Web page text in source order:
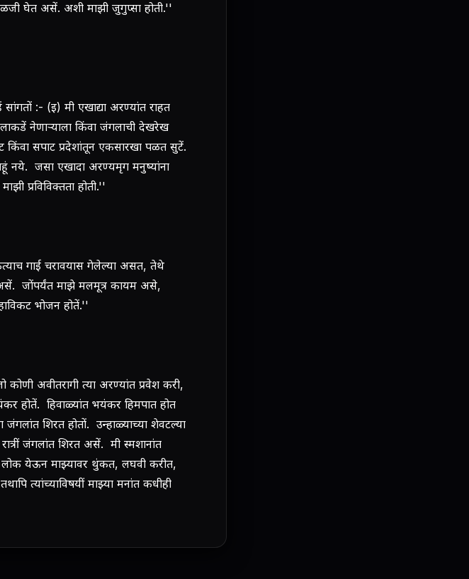
घेत असें. अशी माझी जुगुप्सा होती.''
सांगतों :- (इ) मी एखाद्या अरण्यांत राहत
नेणार्‍याला किंवा जंगलाची देखरेख
सपाट प्रदेशांतून एकसारखा पळत सुटें.
नये. जसा एखादा अरण्यमृग मनुष्यांना
प्रविविक्तता होती.''
गाई चरावयास गेलेल्या असत, तेथे
जोंपर्यंत माझे मलमूत्र कायम असे,
भोजन होतें.''
अवीतरागी त्या अरण्यांत प्रवेश करी,
होतें. हिवाळ्यांत भयंकर हिमपात होत
शिरत होतों. उन्हाळ्याच्या शेवटल्या
जंगलांत शिरत असें. मी स्मशानांत
येऊन माझ्यावर थुंकत, लघवी करीत,
त्यांच्याविषयीं माझ्या मनांत कधीही